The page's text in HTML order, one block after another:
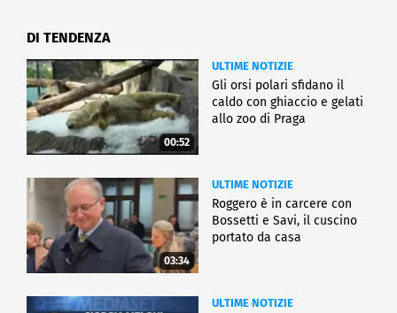
DI TENDENZA
00:52
ULTIME NOTIZIE
Gli orsi polari sfidano il
caldo con ghiaccio e gelati
allo zoo di Praga
03:34
ULTIME NOTIZIE
Roggero è in carcere con
Bossetti e Savi, il cuscino
portato da casa
ULTIME NOTIZIE